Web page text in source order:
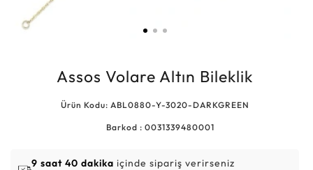
Assos Volare Altın Bileklik
Ürün Kodu: ABL0880-Y-3020-DARKGREEN
Barkod : 0031339480001
9 saat 40 dakika içinde sipariş verirseniz